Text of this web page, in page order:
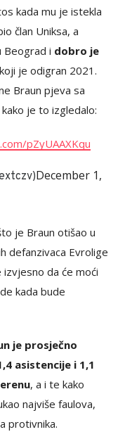
kada mu je istekla
član Uniksa, a
Beograd i dobro je
je odigran 2021.
Braun pjeva sa
je to izgledalo:
pZyUAAXKqu
December 1,
je Braun otišao u
defanzivaca Evrolige
da će moći
kada bude
je prosječno
asistencije i 1,1
, a i te kako
najviše faulova,
protivnika.